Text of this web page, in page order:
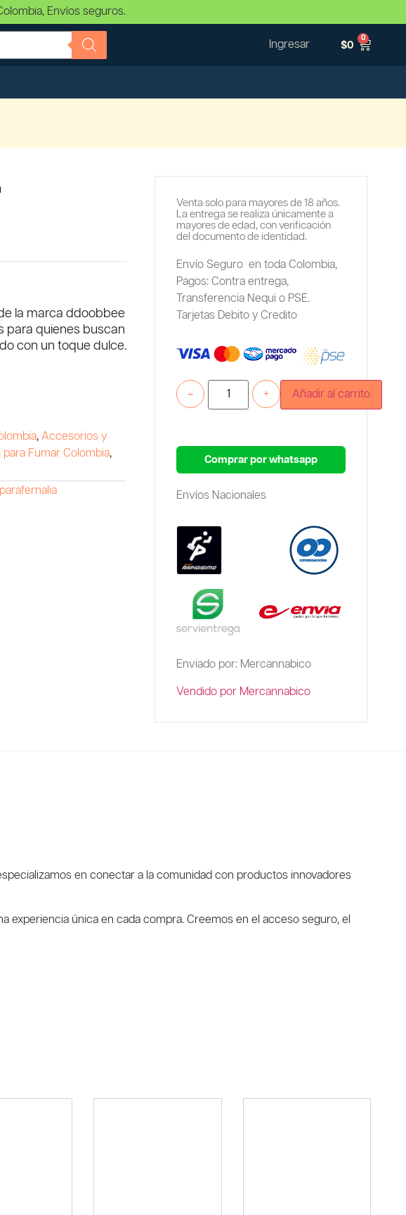
Envíos seguros.
Ingresar $0
0
la marca ddoobbee
para quienes buscan
con un toque dulce.
,Accesorios y
Fumar Colombia,
parafernalia
Venta solo para mayores de 18 años.
La entrega se realiza únicamente a
mayores de edad, con verificación
del documento de identidad.
Envío Seguro en toda Colombia,
Pagos: Contra entrega,
Transferencia Nequi o PSE.
Tarjetas Debito y Credito
+
- Añadir al carrito
Comprar por whatsapp
Envíos Nacionales
Enviado por: Mercannabico
Vendido por Mercannabico
en conectar a la comunidad con productos innovadores
experiencia única en cada compra. Creemos en el acceso seguro, el